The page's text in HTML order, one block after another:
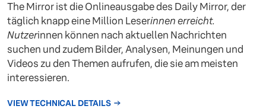
The Mirror ist die Onlineausgabe des Daily Mirror, der
täglich knapp eine Million Leserinnen erreicht.
Nutzerinnen können nach aktuellen Nachrichten
suchen und zudem Bilder, Analysen, Meinungen und
Videos zu den Themen aufrufen, die sie am meisten
interessieren.
VIEW TECHNICAL DETAILS